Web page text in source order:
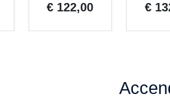
€ 122,00 €